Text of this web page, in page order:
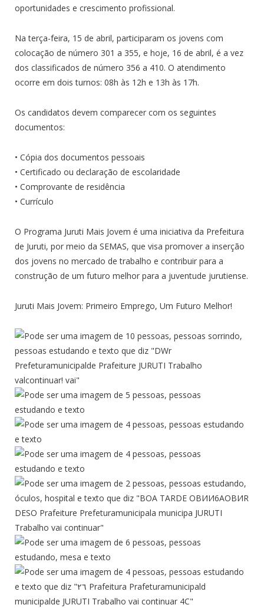
oportunidades e crescimento profissional.
Na terça-feira, 15 de abril, participaram os jovens com
colocação de número 301 a 355, e hoje, 16 de abril, é a vez
dos classificados de número 356 a 410. O atendimento
ocorre em dois turnos: 08h às 12h e 13h às 17h.
Os candidatos devem comparecer com os seguintes
documentos:
• Cópia dos documentos pessoais
• Certificado ou declaração de escolaridade
• Comprovante de residência
• Currículo
O Programa Juruti Mais Jovem é uma iniciativa da Prefeitura
de Juruti, por meio da SEMAS, que visa promover a inserção
dos jovens no mercado de trabalho e contribuir para a
construção de um futuro melhor para a juventude jurutiense.
Juruti Mais Jovem: Primeiro Emprego, Um Futuro Melhor!